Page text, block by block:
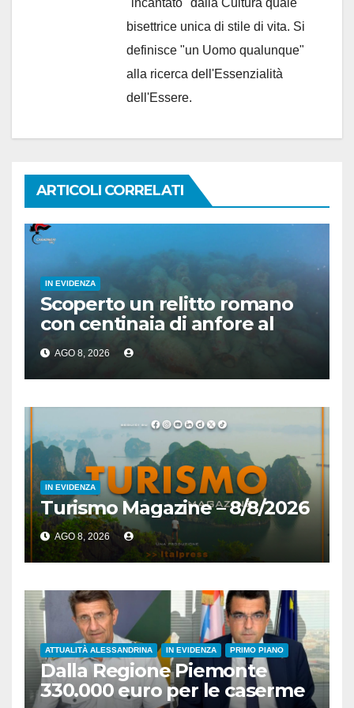
"incantato" dalla Cultura quale
bisettrice unica di stile di vita. Si
definisce "un Uomo qualunque"
alla ricerca dell'Essenzialità
dell'Essere.
ARTICOLI CORRELATI
IN EVIDENZA
Scoperto un relitto romano
con centinaia di anfore al
largo di Mazara del Vallo
AGO 8, 2026
IN EVIDENZA
Turismo Magazine – 8/8/2026
AGO 8, 2026
ATTUALITÀ ALESSANDRINA IN EVIDENZA PRIMO PIANO
Dalla Regione Piemonte
330.000 euro per le caserme